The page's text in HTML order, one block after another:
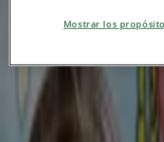
私たちの最高の掘
8/31 日まで有効 新潟市
Mostrar los